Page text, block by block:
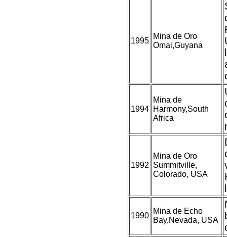
1995
Mina de Oro
Omai,Guyana
1994
Mina de
Harmony,South
Africa
1992
Mina de Oro
Summitville,
Colorado, USA
1990
Mina de Echo
Bay,Nevada, USA